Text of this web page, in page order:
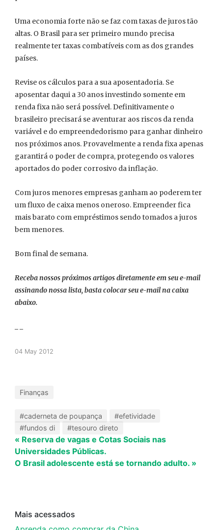
Uma economia forte não se faz com taxas de juros tão
altas. O Brasil para ser primeiro mundo precisa
realmente ter taxas combatíveis com as dos grandes
países.
Revise os cálculos para a sua aposentadoria. Se
aposentar daqui a 30 anos investindo somente em
renda fixa não será possível. Definitivamente o
brasileiro precisará se aventurar aos riscos da renda
variável e do empreendedorismo para ganhar dinheiro
nos próximos anos. Provavelmente a renda fixa apenas
garantirá o poder de compra, protegendo os valores
aportados do poder corrosivo da inflação.
Com juros menores empresas ganham ao poderem ter
um fluxo de caixa menos oneroso. Empreender fica
mais barato com empréstimos sendo tomados a juros
bem menores.
Bom final de semana.
Receba nossos próximos artigos diretamente em seu e-mail
assinando nossa lista, basta colocar seu e-mail na caixa
abaixo.
04 May 2012
Finanças
#caderneta de poupança
#efetividade
#fundos di
#tesouro direto
« Reserva de vagas e Cotas Sociais nas
Universidades Públicas.
O Brasil adolescente está se tornando adulto. »
Mais acessados